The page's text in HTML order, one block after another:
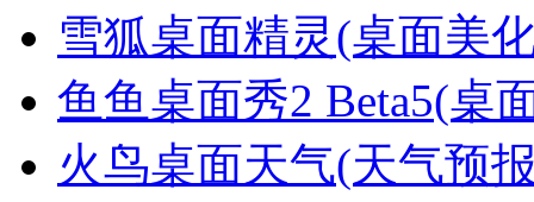
雪狐桌面精灵(桌面美
鱼鱼桌面秀2 Beta5(桌
火鸟桌面天气(天气预